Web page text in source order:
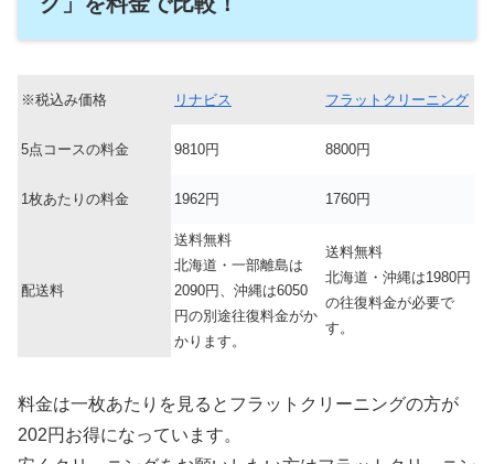
※税込み価格 リナビス フラットクリーニング
5点コースの料金 9810円 8800円
1枚あたりの料金 1962円 1760円
配送料
送料無料
北海道・一部離島は
2090円、沖縄は6050
円の別途往復料金がか
かります。
送料無料
北海道・沖縄は1980円
の往復料金が必要で
す。
料金は一枚あたりを見るとフラットクリーニングの方が
202円お得になっています。